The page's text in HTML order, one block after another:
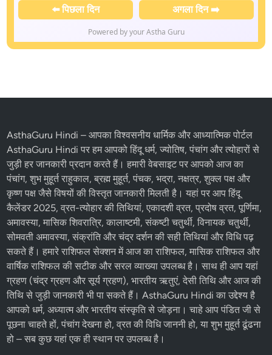
⬅️ पिछला दिन अगला दिन ➡️
Powered by your Astha Guru
AsthaGuru Hindi– आपका विश्वसनीय धार्मिक और आध्यात्मिक पोर्टल
AsthaGuru Hindi पर हम आपको हिंदू धर्म, ज्योतिष,पंचांगऔरत्योहारोंसे
जुड़ी हर जानकारी प्रदान करते हैं। हमारी वेबसाइट पर आपको आज का
पंचांग, शुभ मुहूर्त राहुकाल, ब्रह्म मुहूर्त, पंचक, भद्रा, नक्षत्र, शुक्ल पक्ष और
कृष्ण पक्ष जैसे विषयों की विस्तृत जानकारी मिलती है। यहां पर आप हिंदू
कैलेंडर 2025,व्रत-त्योहार की तिथियां,एकादशी व्रत, प्रदोष व्रत, पूर्णिमा,
अमावस्या, मासिक शिवरात्रि, कालाष्टमी, संकष्टी चतुर्थी, विनायक चतुर्थी,
सोमवती अमावस्या, संक्रांति और चंद्र दर्शन की सही तिथियां और विधि पढ़
सकते हैं। हमारेराशिफलसेक्शन मेंआज का राशिफल, मासिक राशिफल और
वार्षिक राशिफल की सटीक और सरल व्याख्या उपलब्ध है। साथ ही आप यहां
ग्रहण (चंद्र ग्रहण और सूर्य ग्रहण), भारतीय ऋतुएं, देसी तिथि और आज की
तिथि से जुड़ी जानकारी भी पा सकते हैं। AsthaGuru Hindi का उद्देश्य है
आपको धर्म, अध्यात्म और भारतीय संस्कृति से जोड़ना। चाहे आप पंडित जी से
पूछना चाहते हों, पंचांग देखना हो, व्रत की विधि जाननी हो, या शुभ मुहूर्त ढूंढना
हो – सब कुछ यहां एक ही स्थान पर उपलब्ध है।